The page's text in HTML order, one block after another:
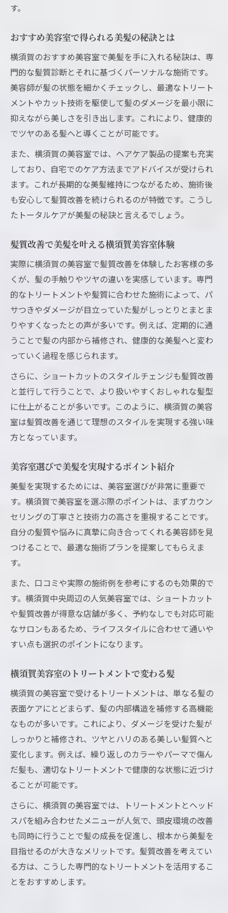
す。
おすすめ美容室で得られる美髪の秘訣とは
横須賀のおすすめ美容室で美髪を手に入れる秘訣は、専
門的な髪質診断とそれに基づくパーソナルな施術です。
美容師が髪の状態を細かくチェックし、最適なトリート
メントやカット技術を駆使して髪のダメージを最小限に
抑えながら美しさを引き出します。これにより、健康的
でツヤのある髪へと導くことが可能です。
また、横須賀の美容室では、ヘアケア製品の提案も充実
しており、自宅でのケア方法までアドバイスが受けられ
ます。これが長期的な美髪維持につながるため、施術後
も安心して髪質改善を続けられるのが特徴です。こうし
たトータルケアが美髪の秘訣と言えるでしょう。
髪質改善で美髪を叶える横須賀美容室体験
実際に横須賀の美容室で髪質改善を体験したお客様の多
くが、髪の手触りやツヤの違いを実感しています。専門
的なトリートメントや髪質に合わせた施術によって、パ
サつきやダメージが目立っていた髪がしっとりとまとま
りやすくなったとの声が多いです。例えば、定期的に通
うことで髪の内部から補修され、健康的な美髪へと変わ
っていく過程を感じられます。
さらに、ショートカットのスタイルチェンジも髪質改善
と並行して行うことで、より扱いやすくおしゃれな髪型
に仕上がることが多いです。このように、横須賀の美容
室は髪質改善を通じて理想のスタイルを実現する強い味
方となっています。
美容室選びで美髪を実現するポイント紹介
美髪を実現するためには、美容室選びが非常に重要で
す。横須賀で美容室を選ぶ際のポイントは、まずカウン
セリングの丁寧さと技術力の高さを重視することです。
自分の髪質や悩みに真摯に向き合ってくれる美容師を見
つけることで、最適な施術プランを提案してもらえま
す。
また、口コミや実際の施術例を参考にするのも効果的で
す。横須賀中央周辺の人気美容室では、ショートカット
や髪質改善が得意な店舗が多く、予約なしでも対応可能
なサロンもあるため、ライフスタイルに合わせて通いや
すい点も選択のポイントになります。
横須賀美容室のトリートメントで変わる髪
横須賀の美容室で受けるトリートメントは、単なる髪の
表面ケアにとどまらず、髪の内部構造を補修する高機能
なものが多いです。これにより、ダメージを受けた髪が
しっかりと補修され、ツヤとハリのある美しい髪質へと
変化します。例えば、繰り返しのカラーやパーマで傷ん
だ髪も、適切なトリートメントで健康的な状態に近づけ
ることが可能です。
さらに、横須賀の美容室では、トリートメントとヘッド
スパを組み合わせたメニューが人気で、頭皮環境の改善
も同時に行うことで髪の成長を促進し、根本から美髪を
目指せるのが大きなメリットです。髪質改善を考えてい
る方は、こうした専門的なトリートメントを活用するこ
とをおすすめします。